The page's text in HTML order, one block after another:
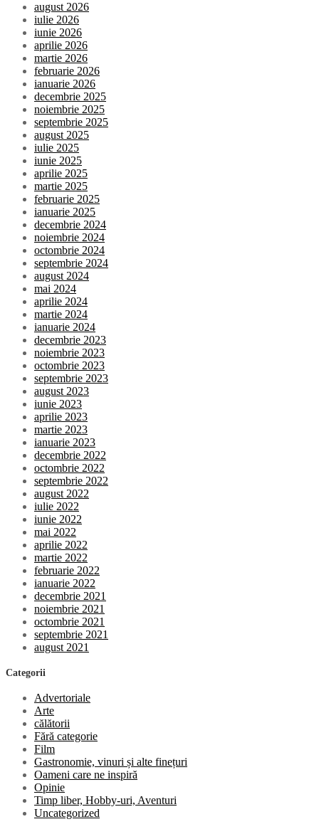
august 2026
iulie 2026
iunie 2026
aprilie 2026
martie 2026
februarie 2026
ianuarie 2026
decembrie 2025
noiembrie 2025
septembrie 2025
august 2025
iulie 2025
iunie 2025
aprilie 2025
martie 2025
februarie 2025
ianuarie 2025
decembrie 2024
noiembrie 2024
octombrie 2024
septembrie 2024
august 2024
mai 2024
aprilie 2024
martie 2024
ianuarie 2024
decembrie 2023
noiembrie 2023
octombrie 2023
septembrie 2023
august 2023
iunie 2023
aprilie 2023
martie 2023
ianuarie 2023
decembrie 2022
octombrie 2022
septembrie 2022
august 2022
iulie 2022
iunie 2022
mai 2022
aprilie 2022
martie 2022
februarie 2022
ianuarie 2022
decembrie 2021
noiembrie 2021
octombrie 2021
septembrie 2021
august 2021
Categorii
Advertoriale
Arte
călătorii
Fără categorie
Film
Gastronomie, vinuri și alte finețuri
Oameni care ne inspiră
Opinie
Timp liber, Hobby-uri, Aventuri
Uncategorized